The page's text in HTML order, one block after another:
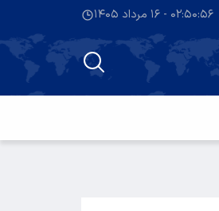
۰۲:۵۰:۵۷ - ۱۶ مرداد ۱۴۰۵